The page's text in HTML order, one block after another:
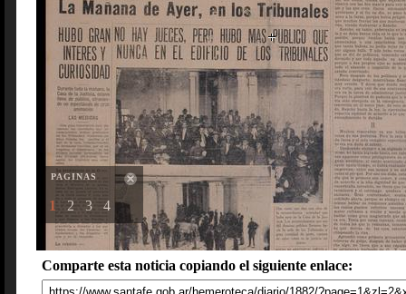
PAGINAS
1 2 3 4
Comparte esta noticia copiando el siguiente enlace: